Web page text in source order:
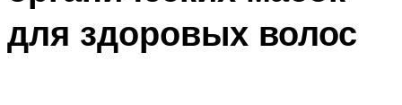
для здоровых волос